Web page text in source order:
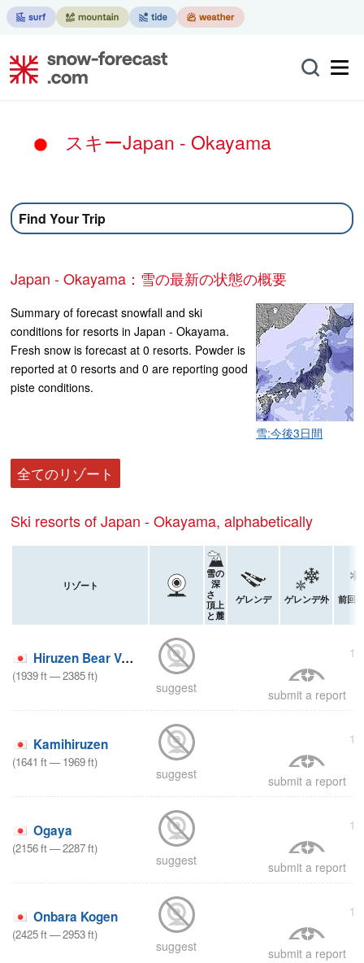
スキーJapan - Okayama
Find Your Trip
Japan - Okayama：雪の最新の状態の概要
雪:今後3日間
Summary of forecast snowfall and ski
conditions for resorts in Japan - Okayama.
Fresh snow is forecast at 0 resorts. Powder is
reported at 0 resorts and 0 are reporting good
piste conditions.
全てのリゾート
Ski resorts of Japan - Okayama, alphabetically
リゾート
雪の
深
さ
頂上
と麓
ゲレンデ ゲレンデ外 前回
Hiruzen Bear Valley
(1939ft—2385ft)
suggest submit a report
Kamihiruzen
(1641 ft—1969ft)
suggest submit a report
Ogaya
(2156ft—2287ft)
suggest submit a report
Onbara Kogen
(2425ft—2953ft)
suggest submit a report